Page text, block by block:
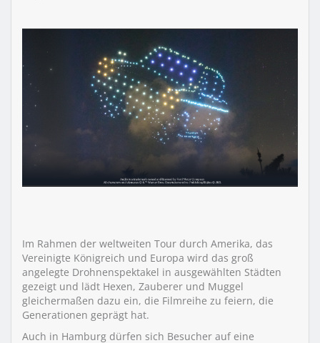
Im Rahmen der weltweiten Tour durch Amerika, das
Vereinigte Königreich und Europa wird das groß
angelegte Drohnenspektakel in ausgewählten Städten
gezeigt und lädt Hexen, Zauberer und Muggel
gleichermaßen dazu ein, die Filmreihe zu feiern, die
Generationen geprägt hat.
Auch in Hamburg dürfen sich Besucher auf eine